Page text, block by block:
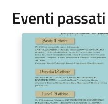
Eventi passati